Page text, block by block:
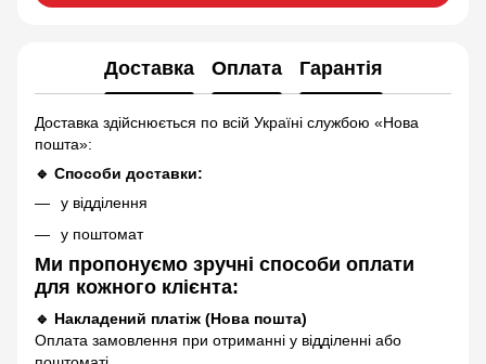
Доставка Оплата Гарантія
Доставка здійснюється по всій Україні службою «Нова
пошта»:
🔹 Способи доставки:
у відділення
у поштомат
Ми пропонуємо зручні способи оплати
для кожного клієнта:
🔹 Накладений платіж (Нова пошта)
Оплата замовлення при отриманні у відділенні або